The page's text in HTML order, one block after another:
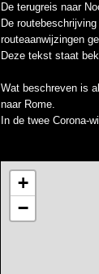
De terugreis naar
De
routeaanwijzingen
Deze tekst staat
Wat beschreven is
naar Rome.
In de twee Corona-